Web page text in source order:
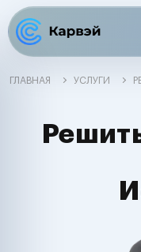
ГЛАВНАЯ УСЛУГИ